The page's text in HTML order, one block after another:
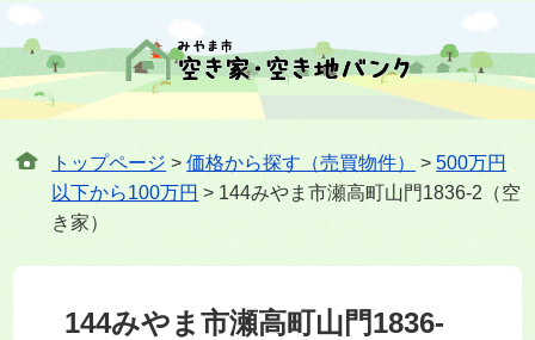
トップページ >価格から探す（売買物件） >500万円
以下から100万円 > 144みやま市瀬高町山門1836-2（空
き家）
144みやま市瀬高町山門1836-